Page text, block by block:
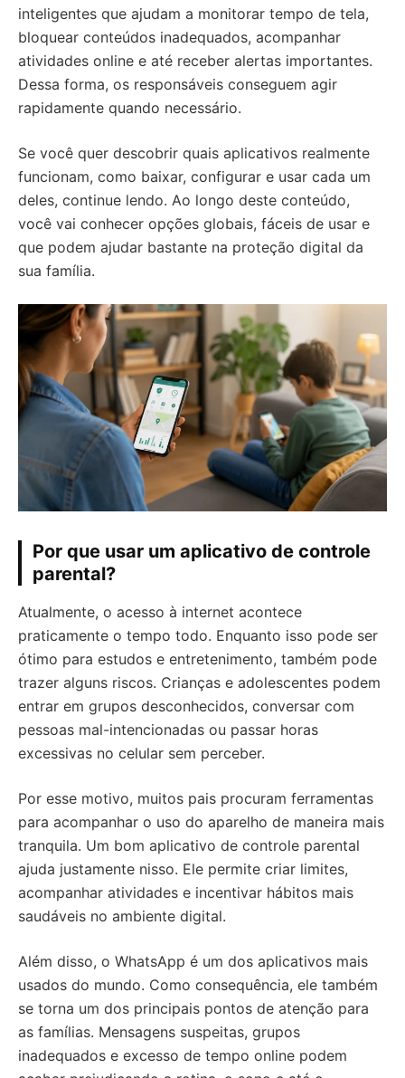
inteligentes que ajudam a monitorar tempo de tela,
bloquear conteúdos inadequados, acompanhar
atividades online e até receber alertas importantes.
Dessa forma, os responsáveis conseguem agir
rapidamente quando necessário.
Se você quer descobrir quais aplicativos realmente
funcionam, como baixar, configurar e usar cada um
deles, continue lendo. Ao longo deste conteúdo,
você vai conhecer opções globais, fáceis de usar e
que podem ajudar bastante na proteção digital da
sua família.
Por que usar um aplicativo de controle
parental?
Atualmente, o acesso à internet acontece
praticamente o tempo todo. Enquanto isso pode ser
ótimo para estudos e entretenimento, também pode
trazer alguns riscos. Crianças e adolescentes podem
entrar em grupos desconhecidos, conversar com
pessoas mal-intencionadas ou passar horas
excessivas no celular sem perceber.
Por esse motivo, muitos pais procuram ferramentas
para acompanhar o uso do aparelho de maneira mais
tranquila. Um bom aplicativo de controle parental
ajuda justamente nisso. Ele permite criar limites,
acompanhar atividades e incentivar hábitos mais
saudáveis no ambiente digital.
Além disso, o WhatsApp é um dos aplicativos mais
usados do mundo. Como consequência, ele também
se torna um dos principais pontos de atenção para
as famílias. Mensagens suspeitas, grupos
inadequados e excesso de tempo online podem